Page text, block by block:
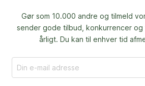
Gør som 10.000 andre og tilmeld
sender gode tilbud, konkurrencer og
årligt. Du kan til enhver tid